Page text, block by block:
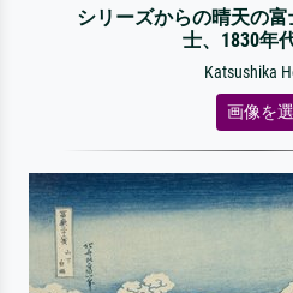
シリーズからの晴天の
士、1830年
Katsushika
画像を